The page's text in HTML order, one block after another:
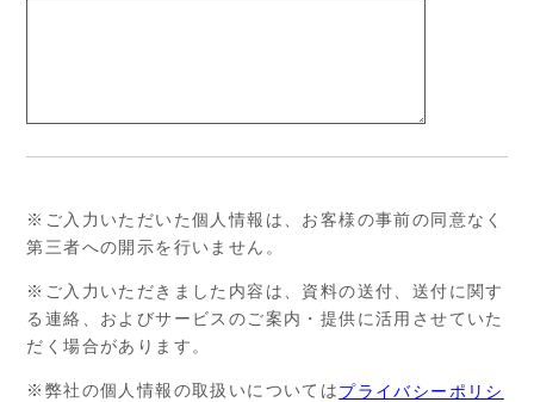
※ご入力いただいた個人情報は、お客様の事前の同意なく
第三者への開示を行いません。
※ご入力いただきました内容は、資料の送付、送付に関す
る連絡、およびサービスのご案内・提供に活用させていた
だく場合があります。
※弊社の個人情報の取扱いについてはプライバシーポリシ